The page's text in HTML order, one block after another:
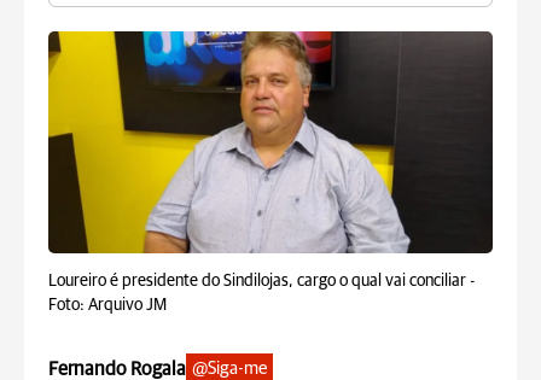
Loureiro é presidente do Sindilojas, cargo o qual vai conciliar -
Foto: Arquivo JM
Fernando Rogala @Siga-me